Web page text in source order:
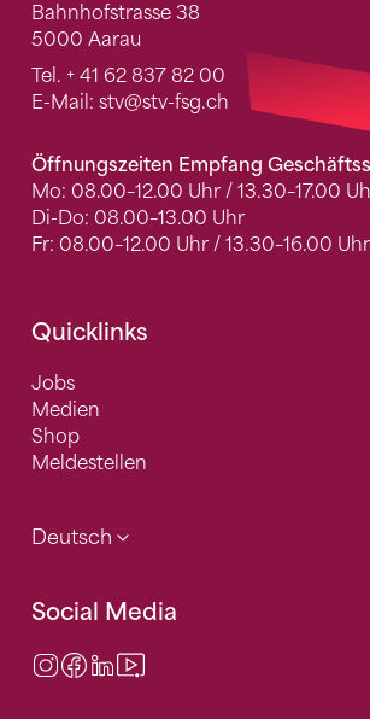
Bahnhofstrasse 38
5000 Aarau
Tel. + 41 62 837 82 00
E-Mail: stv@stv-fsg.ch
Öffnungszeiten Empfang
Mo: 08.00–12.00 Uhr / 13.30–17.00
Di-Do: 08.00–13.00 Uhr
Fr: 08.00–12.00 Uhr / 13.30–16.00 Uhr
Quicklinks
Jobs
Medien
Shop
Meldestellen
Deutsch
Social Media
Instagram
Facebook
LinkedIn